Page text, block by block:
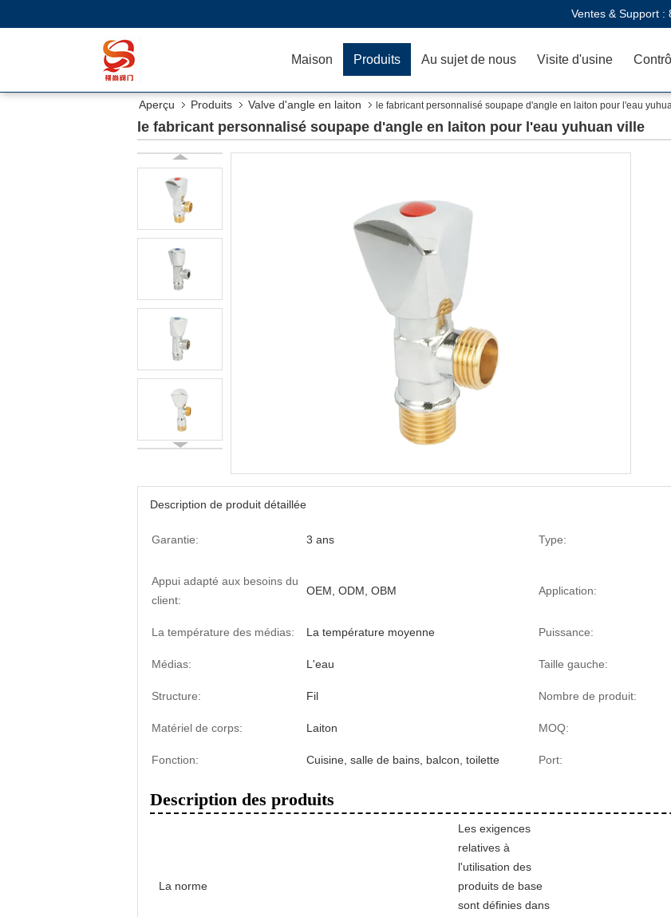
Ventes & Support :
Maison Produits Au sujet de nous Visite d'usine
Aperçu Produits Valve d'angle en laiton le fabricant personnalisé soupape d'angle en laiton pour l'eau
le fabricant personnalisé soupape d'angle en laiton pour l'eau yuhuan ville
Description de produit détaillée
Garantie: 3 ans Type:
Appui adapté aux besoins du
client:
OEM, ODM, OBM Application:
La température des médias: La température moyenne Puissance:
Médias: L'eau Taille gauche:
Structure: Fil Nombre de produit:
Matériel de corps: Laiton MOQ:
Fonction: Cuisine, salle de bains, balcon, toilette Port:
Description des produits
La norme
Les exigences
relatives à
l'utilisation des
produits de base
sont définies dans